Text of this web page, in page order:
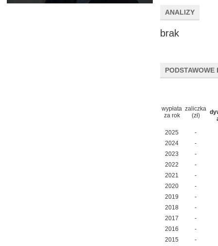
ANALIZY
brak
PODSTAWOWE
wypłata
za rok
zaliczka
(zł)
2025
-
2024
-
2023
-
2022
-
2021
-
2020
-
2019
-
2018
-
2017
-
2016
-
2015
-